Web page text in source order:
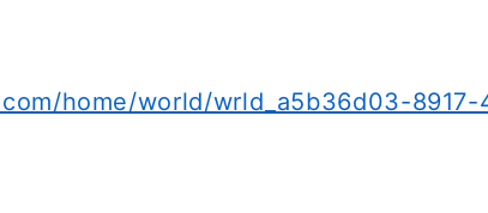
home/world/wrld_a5b36d03-